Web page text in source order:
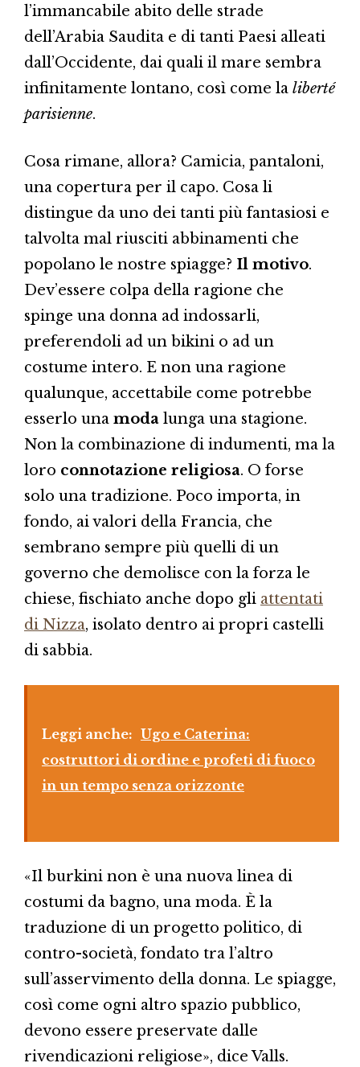
l’immancabile abito delle strade
dell’Arabia Saudita e di tanti Paesi alleati
dall’Occidente, dai quali il mare sembra
infinitamente lontano, così come la liberté
parisienne.
Cosa rimane, allora? Camicia, pantaloni,
una copertura per il capo. Cosa li
distingue da uno dei tanti più fantasiosi e
talvolta mal riusciti abbinamenti che
popolano le nostre spiagge? Il motivo.
Dev’essere colpa della ragione che
spinge una donna ad indossarli,
preferendoli ad un bikini o ad un
costume intero. E non una ragione
qualunque, accettabile come potrebbe
esserlo una moda lunga una stagione.
Non la combinazione di indumenti, ma la
loro connotazione religiosa. O forse
solo una tradizione. Poco importa, in
fondo, ai valori della Francia, che
sembrano sempre più quelli di un
governo che demolisce con la forza le
chiese, fischiato anche dopo gli attentati
di Nizza, isolato dentro ai propri castelli
di sabbia.
Leggi anche: Ugo e Caterina:
costruttori di ordine e profeti di fuoco
in un tempo senza orizzonte
«Il burkini non è una nuova linea di
costumi da bagno, una moda. È la
traduzione di un progetto politico, di
contro-società, fondato tra l’altro
sull’asservimento della donna. Le spiagge,
così come ogni altro spazio pubblico,
devono essere preservate dalle
rivendicazioni religiose», dice Valls.